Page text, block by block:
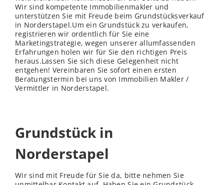
Wir sind kompetente Immobilienmakler und
unterstützen Sie mit Freude beim Grundstücksverkauf
in Norderstapel.Um ein Grundstück zu verkaufen,
registrieren wir ordentlich für Sie eine
Marketingstrategie, wegen unserer allumfassenden
Erfahrungen holen wir für Sie den richtigen Preis
heraus.Lassen Sie sich diese Gelegenheit nicht
entgehen! Vereinbaren Sie sofort einen ersten
Beratungstermin bei uns von Immobilien Makler /
Vermittler in Norderstapel.
Grundstück in
Norderstapel
Wir sind mit Freude für Sie da, bitte nehmen Sie